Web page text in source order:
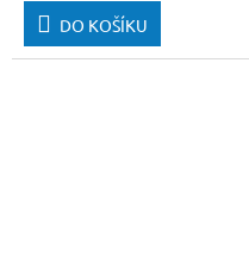
DO KOŠÍKU